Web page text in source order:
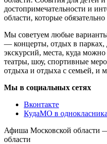
достопримечательности и
области, которые
Мы советуем любые
— концерты, отдых в парках,
экскурсий, места, куда
театры, шоу, спортивные
отдыха и отдыха с семьей, и
Мы в социальных сетях
Вконтакте
КудаМО в
Афиша Московской области
области